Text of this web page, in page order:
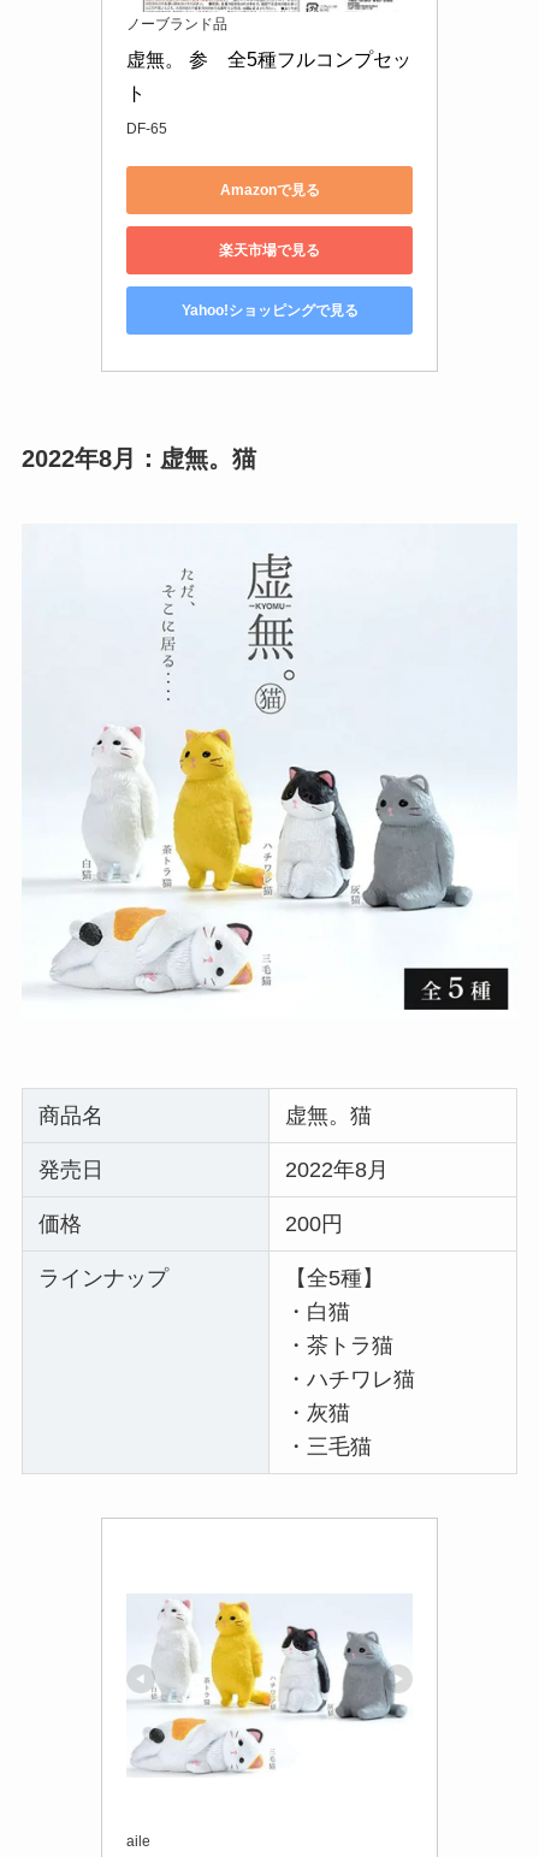
ノーブランド品
虚無。 参　全5種フルコンプセッ
ト
DF-65
Amazonで見る
楽天市場で見る
Yahoo!ショッピングで見る
2022年8月： 虚無。猫
商品名 虚無。猫
発売日 2022年8月
価格 200円
ラインナップ
【全5種】
・白猫
・茶トラ猫
・ハチワレ猫
・灰猫
・三毛猫
aile